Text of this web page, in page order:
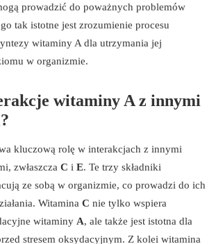
prowadzić do poważnych problemów
tak istotne jest zrozumienie procesu
witaminy A dla utrzymania jej
w organizmie.
witaminy A z innymi
kluczową rolę w interakcjach z innymi
zwłaszcza C i E. Te trzy składniki
ze sobą w organizmie, co prowadzi do ich
Witamina C nie tylko wspiera
witaminy A, ale także jest istotna dla
stresem oksydacyjnym. Z kolei witamina